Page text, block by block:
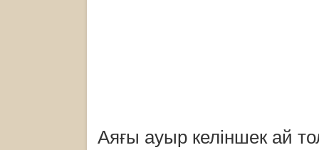
Аяғы ауыр келіншек ай